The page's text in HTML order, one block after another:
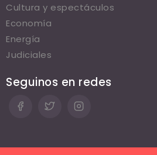
Cultura y espectáculos
Economía
Energía
Judiciales
Seguinos en redes